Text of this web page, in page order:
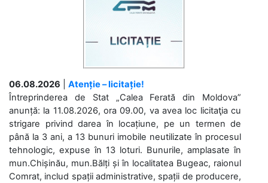
06.08.2026
Atenție – licitație!
Întreprinderea de Stat „Calea Ferată din Moldova”
anunță: la 11.08.2026, ora 09.00, va avea loc licitaţia cu
strigare privind darea în locațiune, pe un termen de
până la 3 ani, a 13 bunuri imobile neutilizate în procesul
tehnologic, expuse în 13 loturi. Bunurile, amplasate în
mun.Chișinău, mun.Bălți și în localitatea Bugeac, raionul
Comrat, includ spații administrative, spații de producere,